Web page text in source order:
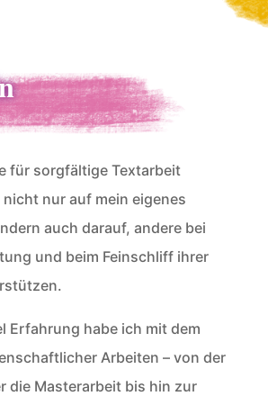
für sorgfältige Textarbeit
nur auf mein eigenes
auch darauf, andere bei
und beim Feinschliff ihrer
Erfahrung habe ich mit dem
Arbeiten – von der
die Masterarbeit bis hin zur